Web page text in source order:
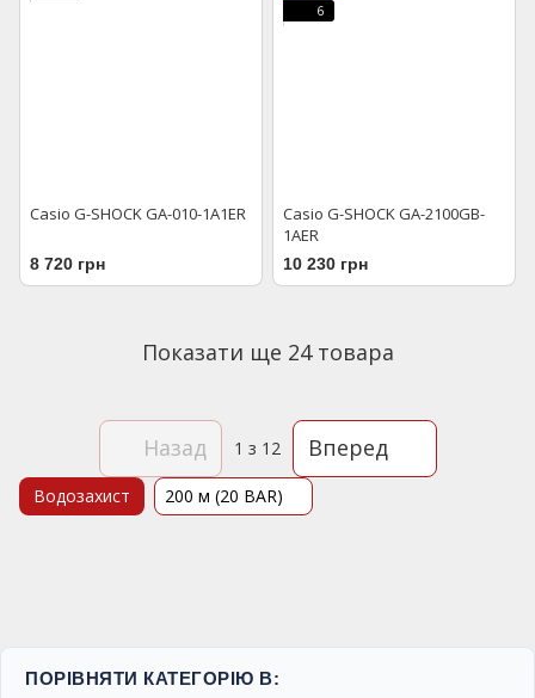
Casio G-SHOCK GA-010-1A1ER
8 720 грн
6
Casio G-SHOCK GA-2100GB-
1AER
10 230 грн
Показати ще 24 товара
Назад 1 з 12 Вперед
Водозахист 200 м (20 BAR)
ПОРІВНЯТИ КАТЕГОРІЮ В: